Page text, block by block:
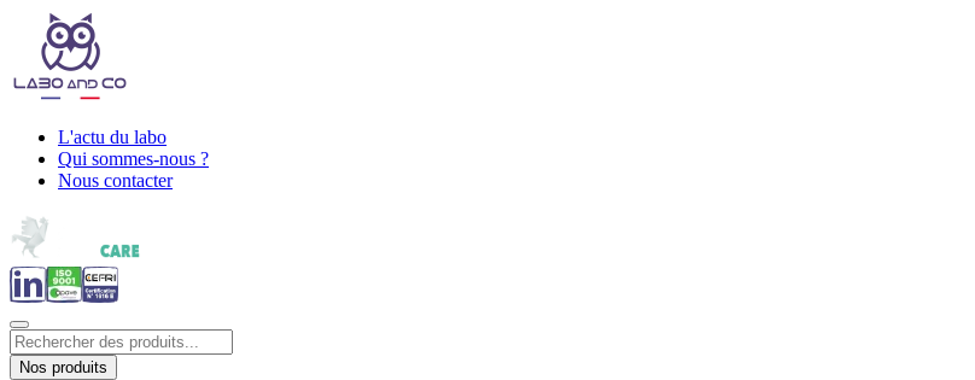
L'actu du labo
Qui sommes-nous ?
Nous contacter
Nos produits